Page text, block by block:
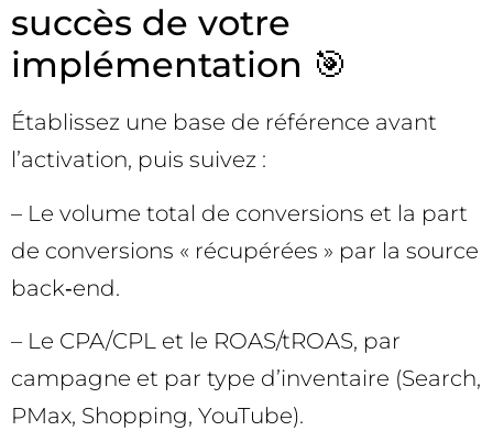
succès de votre
implémentation 🎯
Établissez une base de référence avant
l’activation, puis suivez :
– Le volume total de conversions et la part
de conversions « récupérées » par la source
back‑end.
– Le CPA/CPL et le ROAS/tROAS, par
campagne et par type d’inventaire (Search,
PMax, Shopping, YouTube).